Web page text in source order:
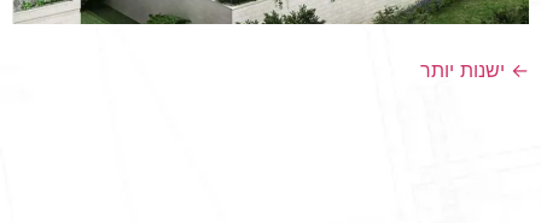
← ישנות יותר